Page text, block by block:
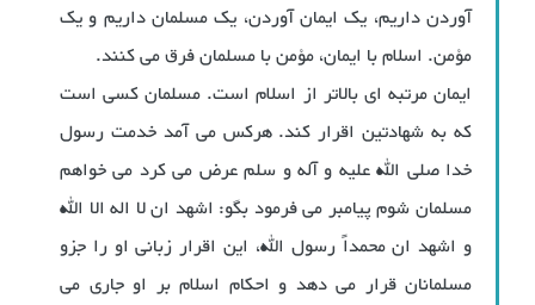
آوردن داریم، یک ایمان آوردن، یک مسلمان داریم و یک
مؤمن. اسلام با ایمان، مؤمن با مسلمان فرق می کنند.
ایمان مرتبه ای بالاتر از اسلام است. مسلمان کسی است
که به شهادتین اقرار کند. هرکس می آمد خدمت رسول
خدا صلی الله علیه و آله و سلم عرض می کرد می خواهم
مسلمان شوم پیامبر می فرمود بگو: اشهد ان لا اله الا الله
و اشهد ان محمداً رسول الله، این اقرار زبانی او را جزو
مسلمانان قرار می دهد و احکام اسلام بر او جاری می